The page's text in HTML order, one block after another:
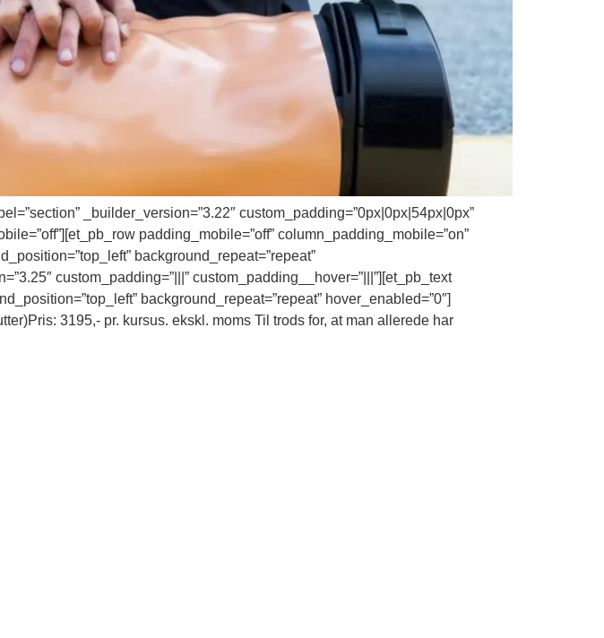
_builder_version=”3.22″ custom_padding=”0px|0px|54px|0px”
padding_mobile=”off” column_padding_mobile=”on”
background_repeat=”repeat”
custom_padding=”|||” custom_padding__hover=”|||”][et_pb_text
background_repeat=”repeat” hover_enabled=”0″]
3195,- pr. kursus. ekskl. moms Til trods for, at man allerede har